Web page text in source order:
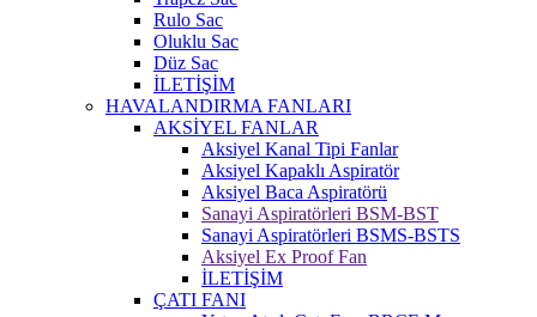
Rulo Sac
Oluklu Sac
Düz Sac
İLETİŞİM
HAVALANDIRMA FANLARI
AKSİYEL FANLAR
Aksiyel Kanal Tipi Fanlar
Aksiyel Kapaklı Aspiratör
Aksiyel Baca Aspiratörü
Sanayi Aspiratörleri BSM-BST
Sanayi Aspiratörleri BSMS-BSTS
Aksiyel Ex Proof Fan
İLETİŞİM
ÇATI FANI